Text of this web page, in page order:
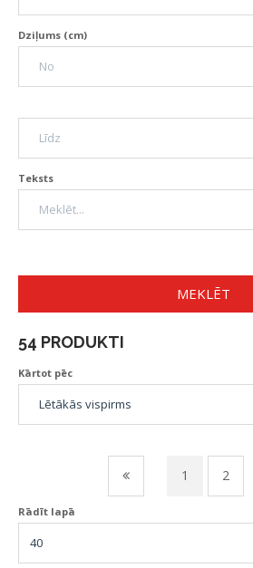
Dziļums (cm)
Teksts
MEKLĒT
54 PRODUKTI
Kārtot pēc
1 2
Rādīt lapā